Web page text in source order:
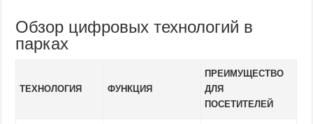
Обзор цифровых технологий в
парках
ТЕХНОЛОГИЯ ФУНКЦИЯ
ПРЕИМУЩЕСТВО
ДЛЯ
ПОСЕТИТЕЛЕЙ